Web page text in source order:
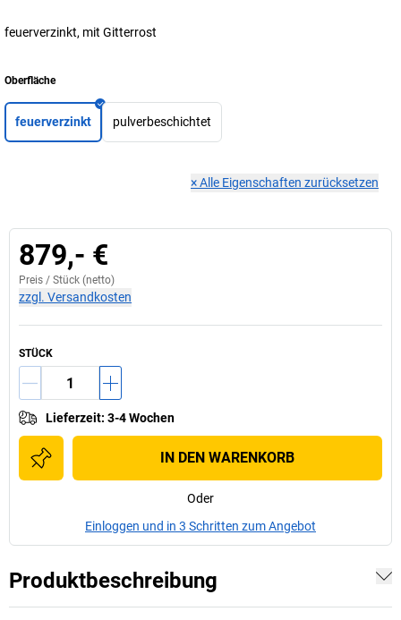
feuerverzinkt, mit Gitterrost
Oberfläche
feuerverzinkt pulverbeschichtet
×Alle Eigenschaften zurücksetzen
879,- €
Preis / Stück (netto)
zzgl. Versandkosten
STÜCK
Lieferzeit: 3-4 Wochen
IN DEN WARENKORB
Oder
Einloggen und in 3 Schritten zum Angebot
Produktbeschreibung